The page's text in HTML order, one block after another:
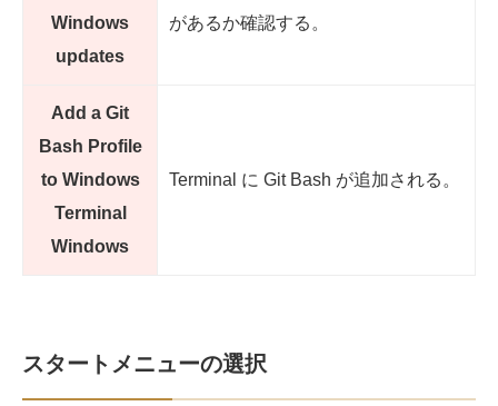
Windows
updates
があるか確認する。
Add a Git
Bash Profile
to Windows
Terminal
Windows
Terminal に Git Bash が追加される。
スタートメニューの選択